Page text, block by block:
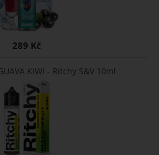
289 Kč
KIWI - Ritchy S&V 10ml